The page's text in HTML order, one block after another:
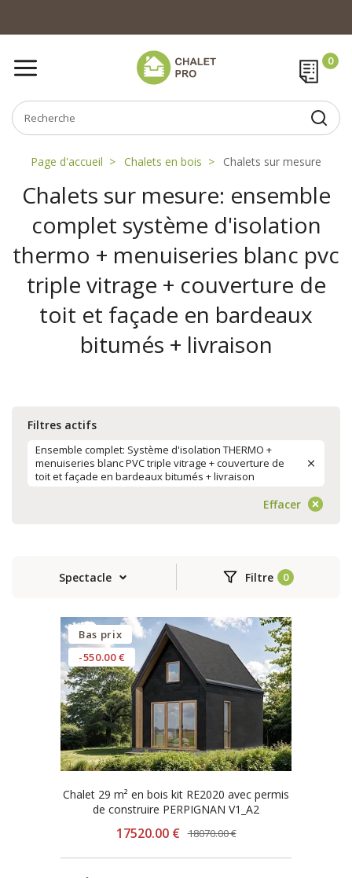
Page d'accueil Chalets en bois Chalets sur mesure
Chalets sur mesure: ensemble
complet système d'isolation
thermo + menuiseries blanc pvc
triple vitrage + couverture de
toit et façade en bardeaux
bitumés + livraison
Filtres actifs
Ensemble complet: Système d'isolation THERMO +
menuiseries blanc PVC triple vitrage + couverture de
toit et façade en bardeaux bitumés + livraison
Effacer
Spectacle Filtre
Bas prix
-550.00 €
Chalet 29 m² en bois kit RE2020 avec permis
de construire PERPIGNAN V1_A2
17520.00 € 18070.00 €